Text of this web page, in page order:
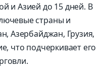
и Азией до 15 дней. В
страны и
Азербайджан, Грузия,
что подчеркивает его